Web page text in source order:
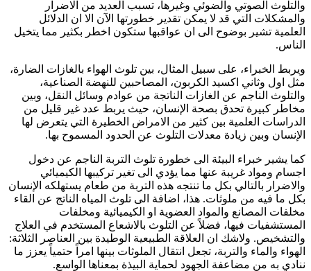
والتلوث الصوتي والضوئي وغيرها، تسبب العديد من الاضرار
والمشكلات التي قد لا يمكن تقدير خطورتها الآن الا ان الدلائل
العلمية تشير بوضوح الى ان عواقبها ستكون اخطر بكثير مما يتخيل
الناس.
ويربط الخبراء، على سبيل المثال، بين تلوث الهواء بالغازات الضارة،
مثل اول وثاني اكسيد الكربون، المصاحبين للنهضة الصناعية،
والتلوث الناجم عن الغازات الناتجة من عوادم وسائل النقل، وبين
مخاطر كبيرة تحدق بصحة الإنسان، حيث يربط عدد غير قليل من
الدراسات العلمية بين كثير من الامراض الخطيرة التي يتعرض لها
الإنسان وبين زيادة معدلات التلوث عن الحدود المسموح بها.
كما يشير خبراء البيئة الى خطورة تلوث التربة الناجم عن دخول
اجسام ومواد غريبة عنها مما يؤدي الى تغير تركيبها الكيميائي
والاضرار بالتالي بكل ما تنتجه هذه التربة من طعام يستهلكه الإنسان
بكل ما فيه من ملوثات. هذا، اضافة الى تلوث المياه الناتج عن القاء
مخلفات المصانع والمواد العضوية او الكيميائية ومخلفات
المستشفيات فيها، فضلاً عن التلوث بالاشعاع المستخدم في العلاج
والتشخيص. ولاشك ان العلاقة الطبيعية الوطيدة بين العناصر الثلاثة:
الهواء والماء والتربة، تجعل انتقال الملوثات بينها امراً حتمياً يعزز ما
ننادي به من مضاعفة الجهود لحماية البيذة بمعناها الواسع.